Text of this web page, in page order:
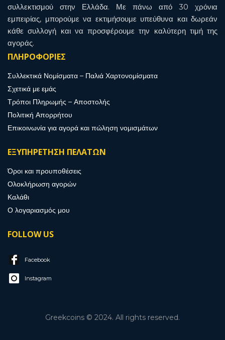
συλλεκτισμού στην Ελλάδα. Με πάνω από 30 χρόνια
εμπειρίας, μπορούμε να εκτιμήσουμε υπεύθυνα και δωρεάν
κάθε συλλογή και να προσφέρουμε την καλύτερη τιμή της
αγοράς.
ΠΛΗΡΟΦΟΡΙΕΣ
Συλλεκτικά Νομίσματα – Παλιά Χαρτονομίσματα
Σχετικά με εμάς
Τρόποι Πληρωμής – Αποστολής
Πολιτική Απορρήτου
Επικοινωνία για αγορά και πώληση νομισμάτων
ΕΞΥΠΗΡΕΤΗΣΗ ΠΕΛΑΤΩΝ
Όροι και προυποθέσεις
Ολοκλήρωση αγορών
Καλάθι
Ο λογαριασμός μου
FOLLOW US
Facebook
Instagram
Greekcoins © 2024. All rights reserved.